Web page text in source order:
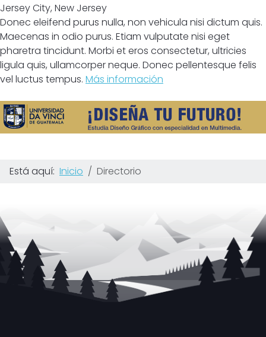
Jersey City, New Jersey
Donec eleifend purus nulla, non vehicula nisi dictum quis.
Maecenas in odio purus. Etiam vulputate nisi eget
pharetra tincidunt. Morbi et eros consectetur, ultricies
ligula quis, ullamcorper neque. Donec pellentesque felis
vel luctus tempus. Más información
Está aquí: Inicio Directorio